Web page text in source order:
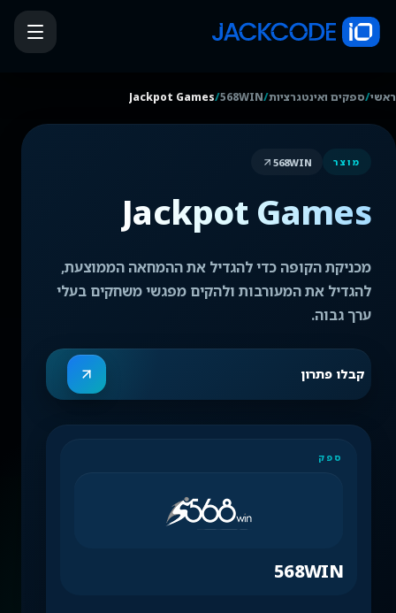
ראשי/ספקים ואינטגרציות/
568WIN
/
Jackpot Games
מוצר 568WIN
Jackpot Games
מכניקת הקופה כדי להגדיל את ההמחאה הממוצעת,
להגדיל את המעורבות ולהקים מפגשי משחקים בעלי
ערך גבוה.
קבלו פתרון
ספק
568WIN